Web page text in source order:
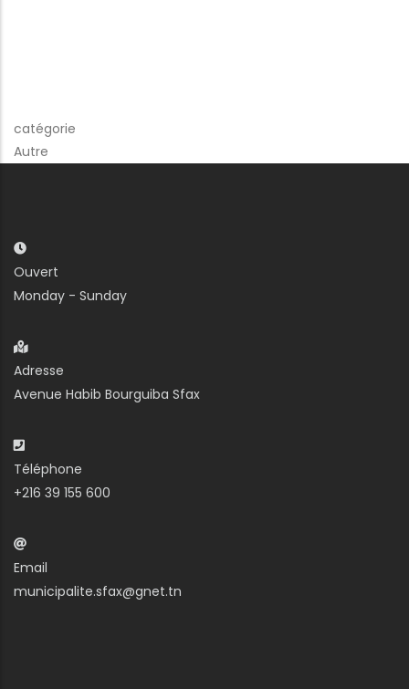
catégorie
Autre
Ouvert
Monday - Sunday
Adresse
Avenue Habib Bourguiba Sfax
Téléphone
+216 39 155 600
Email
municipalite.sfax@gnet.tn